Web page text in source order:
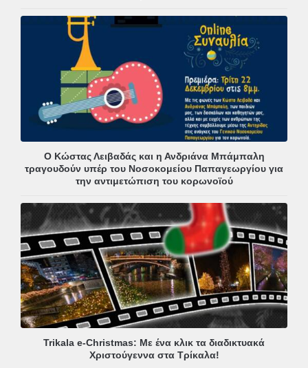
Ο Κώστας Λειβαδάς και η Ανδριάνα Μπάμπαλη
τραγουδούν υπέρ του Νοσοκομείου Παπαγεωργίου για
την αντιμετώπιση του κορωνοϊού
Trikala e-Christmas: Με ένα κλικ τα διαδικτυακά
Χριστούγεννα στα Τρίκαλα!